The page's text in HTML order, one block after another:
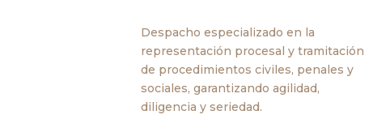
Despacho especializado en la
representación procesal y tramitación
de procedimientos civiles, penales y
sociales, garantizando agilidad,
diligencia y seriedad.